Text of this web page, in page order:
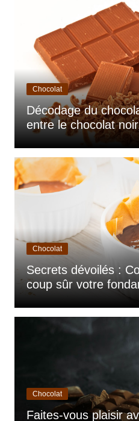
Chocolat
Décodage du
entre le chocolat
Chocolat
Secrets dévoilés :
coup sûr votre
Chocolat
Faites-vous plaisir